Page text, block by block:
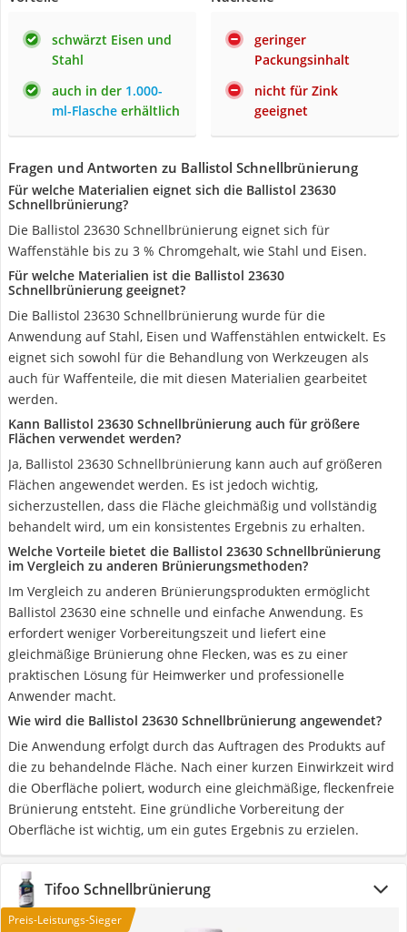
schwärzt Eisen und
Stahl
auch in der 1.000-
ml-Flasche erhältlich
geringer
Packungsinhalt
nicht für Zink
geeignet
Fragen und Antworten zu Ballistol Schnellbrünierung
Für welche Materialien eignet sich die Ballistol 23630
Schnellbrünierung?
Die Ballistol 23630 Schnellbrünierung eignet sich für
Waffenstähle bis zu 3 % Chromgehalt, wie Stahl und Eisen.
Für welche Materialien ist die Ballistol 23630
Schnellbrünierung geeignet?
Die Ballistol 23630 Schnellbrünierung wurde für die
Anwendung auf Stahl, Eisen und Waffenstählen entwickelt. Es
eignet sich sowohl für die Behandlung von Werkzeugen als
auch für Waffenteile, die mit diesen Materialien gearbeitet
werden.
Kann Ballistol 23630 Schnellbrünierung auch für größere
Flächen verwendet werden?
Ja, Ballistol 23630 Schnellbrünierung kann auch auf größeren
Flächen angewendet werden. Es ist jedoch wichtig,
sicherzustellen, dass die Fläche gleichmäßig und vollständig
behandelt wird, um ein konsistentes Ergebnis zu erhalten.
Welche Vorteile bietet die Ballistol 23630 Schnellbrünierung
im Vergleich zu anderen Brünierungsmethoden?
Im Vergleich zu anderen Brünierungsprodukten ermöglicht
Ballistol 23630 eine schnelle und einfache Anwendung. Es
erfordert weniger Vorbereitungszeit und liefert eine
gleichmäßige Brünierung ohne Flecken, was es zu einer
praktischen Lösung für Heimwerker und professionelle
Anwender macht.
Wie wird die Ballistol 23630 Schnellbrünierung angewendet?
Die Anwendung erfolgt durch das Auftragen des Produkts auf
die zu behandelnde Fläche. Nach einer kurzen Einwirkzeit wird
die Oberfläche poliert, wodurch eine gleichmäßige, fleckenfreie
Brünierung entsteht. Eine gründliche Vorbereitung der
Oberfläche ist wichtig, um ein gutes Ergebnis zu erzielen.
Tifoo Schnellbrünierung
Preis-Leistungs-Sieger